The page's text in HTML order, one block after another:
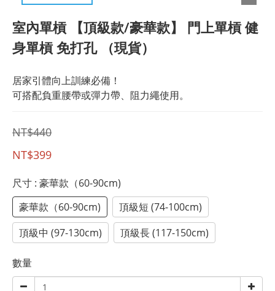
室內單槓 【頂級款/豪華款】 門上單槓 健
身單槓 免打孔 （現貨）
居家引體向上訓練必備！
可搭配負重腰帶或彈力帶、阻力繩使用。
NT$440
NT$399
尺寸 : 豪華款（60-90cm)
豪華款（60-90cm)
頂級短 (74-100cm)
頂級中 (97-130cm)
頂級長 (117-150cm)
數量